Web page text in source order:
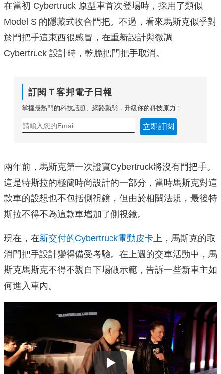
在當初 Cybertruck 原型車首次登場時，採用了類似
Model S 的隱藏式收合門把。不過，看來馬斯克似乎對
於門把手這東西很感冒，在重新設計與微調
Cybertruck 設計時，乾脆把門把手取消。
訂閱Ｔ客邦電子日報
掌握最熱門的科技話題、網路動態，升級你的科技原力！
立即訂閱
兩年前，馬斯克第一次證實Cybertruck將沒有門把手。
這是特斯拉的極簡時尚設計的一部分，當時馬斯克對這
款車的設想也不包括側視鏡，但由於相關法規，最後特
斯拉不得不為這款車增加了側視鏡。
現在，在新交付的Cybertruck電動皮卡上，馬斯克的取
消門把手設計變得備受考驗。在上週的交車活動中，馬
斯克馬斯克不得不親自下場做示範，告訴一些新車主如
何進入車內。
Play